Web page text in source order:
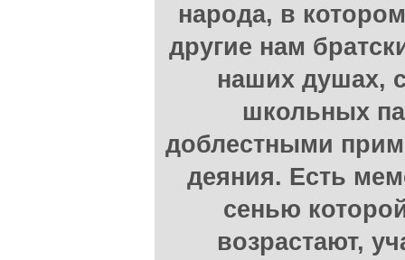
народа, в
другие нам
наших душах,
школьных
доблестными
деяния. Есть
сенью
возрастают,